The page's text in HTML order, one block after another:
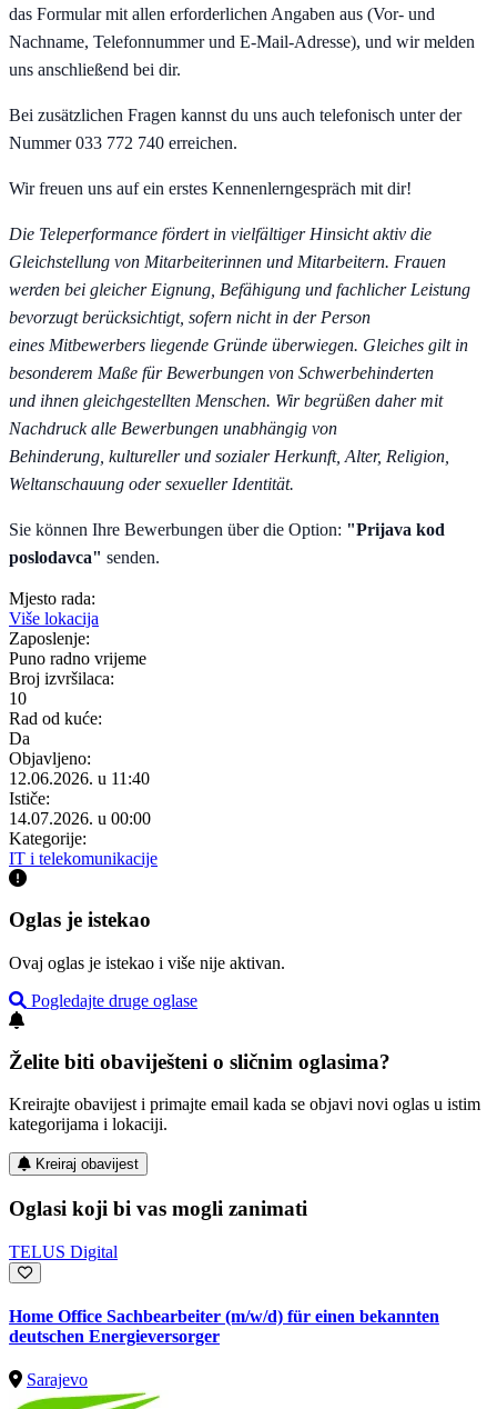
das Formular mit allen erforderlichen Angaben aus (Vor- und
Nachname, Telefonnummer und E‑Mail‑Adresse), und wir melden
uns anschließend bei dir.
Bei zusätzlichen Fragen kannst du uns auch telefonisch unter der
Nummer 033 772 740 erreichen.
Wir freuen uns auf ein erstes Kennenlerngespräch mit dir!
Die Teleperformance fördert in vielfältiger Hinsicht aktiv die
Gleichstellung von Mitarbeiterinnen und Mitarbeitern. Frauen
werden bei gleicher Eignung, Befähigung und fachlicher Leistung
bevorzugt berücksichtigt, sofern nicht in der Person
eines Mitbewerbers liegende Gründe überwiegen. Gleiches gilt in
besonderem Maße für Bewerbungen von Schwerbehinderten
und ihnen gleichgestellten Menschen. Wir begrüßen daher mit
Nachdruck alle Bewerbungen unabhängig von
Behinderung, kultureller und sozialer Herkunft, Alter, Religion,
Weltanschauung oder sexueller Identität.
Sie können Ihre Bewerbungen über die Option: "Prijava kod
poslodavca" senden.
Mjesto rada:
Više lokacija
Zaposlenje:
Puno radno vrijeme
Broj izvršilaca:
10
Rad od kuće:
Da
Objavljeno:
12.06.2026. u 11:40
Ističe:
14.07.2026. u 00:00
Kategorije:
IT i telekomunikacije
Oglas je istekao
Ovaj oglas je istekao i više nije aktivan.
Pogledajte druge oglase
Želite biti obaviješteni o sličnim oglasima?
Kreirajte obavijest i primajte email kada se objavi novi oglas u istim
kategorijama i lokaciji.
Kreiraj obavijest
Oglasi koji bi vas mogli zanimati
TELUS Digital
Home Office Sachbearbeiter (m/w/d) für einen bekannten
deutschen Energieversorger
Sarajevo